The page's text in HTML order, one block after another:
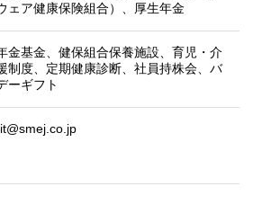
ェア健康保険組合）、厚生年金
金基金、健保組合保養施設、育児・介
制度、定期健康診断、社員持株会、バ
ーギフト